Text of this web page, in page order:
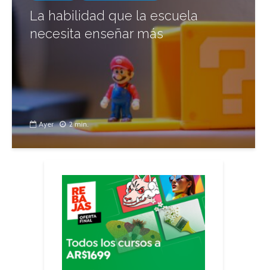
La habilidad que la escuela
necesita enseñar más
Ayer 2 min.